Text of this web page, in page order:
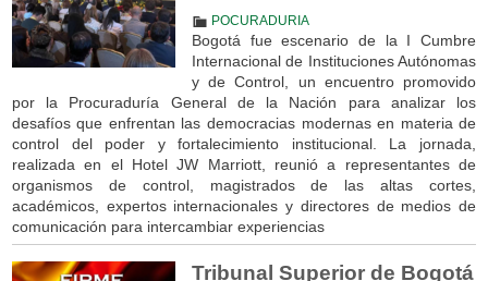
POCURADURIA
Bogotá fue escenario de la I Cumbre
Internacional de Instituciones Autónomas
y de Control, un encuentro promovido
por la Procuraduría General de la Nación para analizar los
desafíos que enfrentan las democracias modernas en materia de
control del poder y fortalecimiento institucional. La jornada,
realizada en el Hotel JW Marriott, reunió a representantes de
organismos de control, magistrados de las altas cortes,
académicos, expertos internacionales y directores de medios de
comunicación para intercambiar experiencias
Tribunal Superior de Bogotá